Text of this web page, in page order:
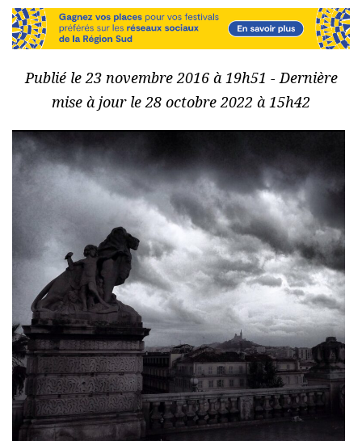
Publié le 23 novembre 2016 à 19h51 - Dernière
mise à jour le 28 octobre 2022 à 15h42